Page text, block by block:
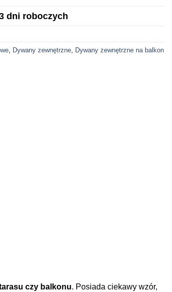
dni roboczych
, Dywany zewnętrzne, Dywany zewnętrzne na balkon
czy balkonu. Posiada ciekawy wzór,